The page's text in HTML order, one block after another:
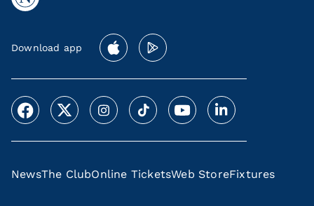
Download app
NewsThe ClubOnline TicketsWeb StoreFixtures